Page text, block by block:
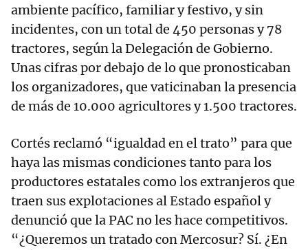
ambiente pacífico, familiar y festivo, y sin
incidentes, con un total de 450 personas y 78
tractores, según la Delegación de Gobierno.
Unas cifras por debajo de lo que pronosticaban
los organizadores, que vaticinaban la presencia
de más de 10.000 agricultores y 1.500 tractores.
Cortés reclamó “igualdad en el trato” para que
haya las mismas condiciones tanto para los
productores estatales como los extranjeros que
traen sus explotaciones al Estado español y
denunció que la PAC no les hace competitivos.
“¿Queremos un tratado con Mercosur? Sí. ¿En